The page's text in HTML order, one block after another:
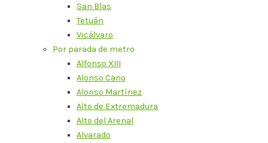
San Blas
Tetuán
Vicálvaro
Por parada de metro
Alfonso XIII
Alonso Cano
Alonso Martínez
Alto de Extremadura
Alto del Arenal
Alvarado